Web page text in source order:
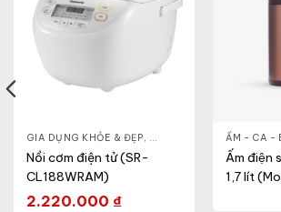
GIA DỤNG KHỎE & ĐẸP, NỒI - ẤM - CA - BÌNH,
Nồi cơm điện tử (SR-
CL188WRAM)
2.220.000 ₫
ẤM - CA -
Ấm điện
1,7 lít
CA - BÌNH, NỒI CƠM ĐIỆN